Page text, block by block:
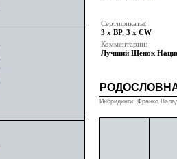
Сертификаты:
3 x BP, 3 x CW
Комментарии:
Лучший Щенок
Инбридинги: Франко